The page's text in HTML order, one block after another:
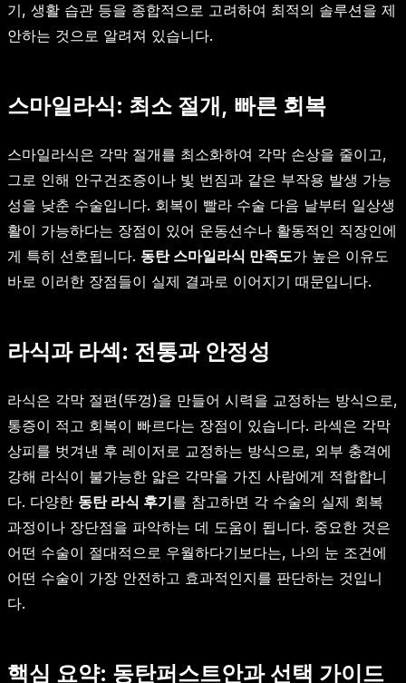
기, 생활 습관 등을 종합적으로 고려하여 최적의 솔루션을 제
안하는 것으로 알려져 있습니다.
스마일라식: 최소 절개, 빠른 회복
스마일라식은 각막 절개를 최소화하여 각막 손상을 줄이고,
그로 인해 안구건조증이나 빛 번짐과 같은 부작용 발생 가능
성을 낮춘 수술입니다. 회복이 빨라 수술 다음 날부터 일상생
활이 가능하다는 장점이 있어 운동선수나 활동적인 직장인에
게 특히 선호됩니다. 동탄 스마일라식 만족도가 높은 이유도
바로 이러한 장점들이 실제 결과로 이어지기 때문입니다.
라식과 라섹: 전통과 안정성
라식은 각막 절편(뚜껑)을 만들어 시력을 교정하는 방식으로,
통증이 적고 회복이 빠르다는 장점이 있습니다. 라섹은 각막
상피를 벗겨낸 후 레이저로 교정하는 방식으로, 외부 충격에
강해 라식이 불가능한 얇은 각막을 가진 사람에게 적합합니
다. 다양한 동탄 라식 후기를 참고하면 각 수술의 실제 회복
과정이나 장단점을 파악하는 데 도움이 됩니다. 중요한 것은
어떤 수술이 절대적으로 우월하다기보다는, 나의 눈 조건에
어떤 수술이 가장 안전하고 효과적인지를 판단하는 것입니
다.
핵심 요약: 동탄퍼스트안과 선택 가이드